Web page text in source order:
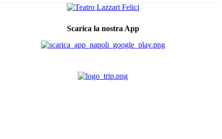
Scarica la nostra App